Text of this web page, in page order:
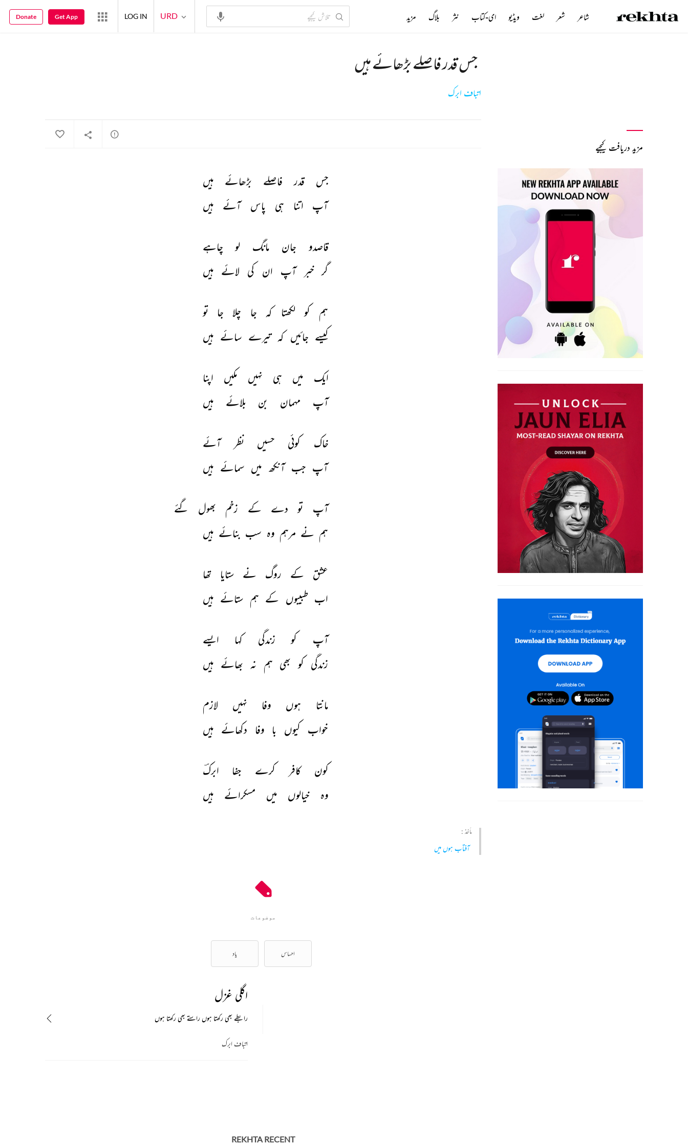
جس قدر فاصلے بڑھائے ہیں
اتباف ابرک
جس قدر فاصلے بڑھائے
ہیں
آپ
اتنا ہی پاس آئے ہیں
قاصدو جان مانگ لو
چاہے
گر خبر آپ ان کی لائے ہیں
ہم کو لکھتا کہ جا چلا جا
تو
کیسے جائیں کہ تیرے سائے ہیں
ایک میں ہی نہیں مکیں
اپنا
آپ
مہمان بن بلائے ہیں
خاک کوئی حسیں نظر
آئے
آپ جب آنکھ میں سمائے ہیں
آپ تو دے کے زخم بھول
گئے
ہم نے مرہم وہ سب بنائے ہیں
عشق کے روگ نے ستایا
تھا
اب طبیبوں کے ہم ستائے ہیں
آپ کو زندگی کہا
ایسے
زندگی کو بھی ہم نہ بھائے ہیں
مانتا ہوں وفا نہیں
لازم
خواب
کیوں با وفا دکھائے ہیں
کون کافر کرے جفا
ابرکؔ
وہ
خیالوں میں مسکرائے ہیں
مأخذ :
آفتاب ہوں میں
موضوعات
احساس یاد
اگلی غزل
رابطے بھی رکھتا ہوں راستے بھی رکھتا ہوں
اتباف ابرک
REKHTA RECENT
مزید دریافت کیجیے
شاعر شعر لغت ویڈیو ای-کتاب نثر بلاگ مزید URD
LOG IN
Get App
Donate